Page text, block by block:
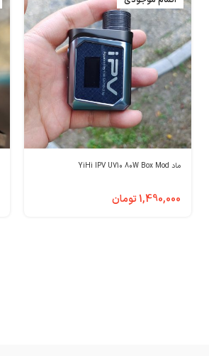
ماد YiHi IPV U710 80W Box Mod
1,490,000تومان